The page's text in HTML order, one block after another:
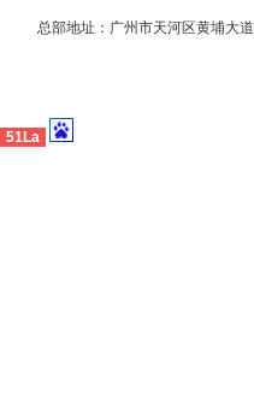
总部地址：广州市天河区黄埔大
51La